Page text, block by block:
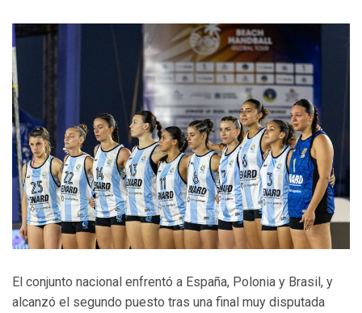
El conjunto nacional enfrentó a España, Polonia y Brasil, y
alcanzó el segundo puesto tras una final muy disputada